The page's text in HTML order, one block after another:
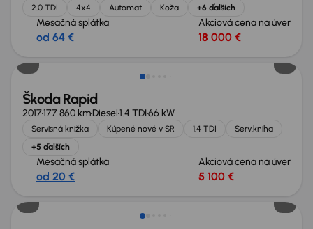
2.0 TDI 4x4 Automat Koža +6 ďalších
Mesačná splátka
od 64 €
Akciová cena na úver
18 000 €
Zlacnené o 500 €
Škoda Rapid
2017177 860 kmDiesel1.4 TDI66 kW
Servisná knižka Kúpené nové v SR 1.4 TDI
Serv.kniha
+5 ďalších
Mesačná splátka
od 20 €
Akciová cena na úver
5 100 €
Zlacnené o 500 €